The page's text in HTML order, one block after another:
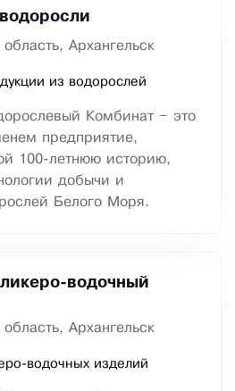
Архангельск
из водорослей
Комбинат – это
предприятие,
100-летнюю историю,
добычи и
Белого Моря.
водочный
Архангельск
водочных изделий